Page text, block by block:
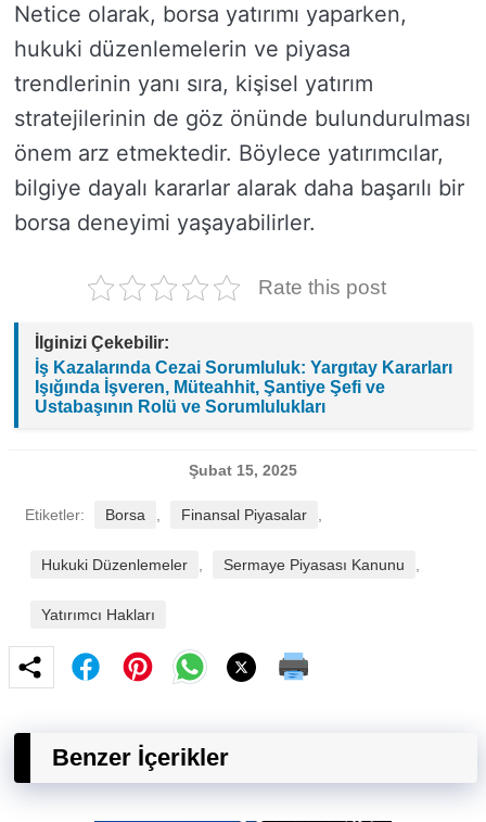
Netice olarak, borsa yatırımı yaparken,
hukuki düzenlemelerin ve piyasa
trendlerinin yanı sıra, kişisel yatırım
stratejilerinin de göz önünde bulundurulması
önem arz etmektedir. Böylece yatırımcılar,
bilgiye dayalı kararlar alarak daha başarılı bir
borsa deneyimi yaşayabilirler.
Rate this post
İlginizi Çekebilir:
İş Kazalarında Cezai Sorumluluk: Yargıtay Kararları
Işığında İşveren, Müteahhit, Şantiye Şefi ve
Ustabaşının Rolü ve Sorumlulukları
Şubat 15, 2025
Etiketler: Borsa Finansal Piyasalar
Hukuki Düzenlemeler Sermaye Piyasası Kanunu
Yatırımcı Hakları
Benzer İçerikler